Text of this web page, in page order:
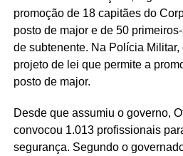
promoção de 18 capitães do
posto de major e de 50
de subtenente. Na Polícia
projeto de lei que permite a
posto de major.
Desde que assumiu o governo,
convocou 1.013 profissionais
segurança. Segundo o